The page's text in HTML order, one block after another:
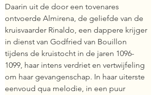
Daarin uit de door een tovenares
ontvoerde Almirena, de geliefde van de
kruisvaarder Rinaldo, een dappere krijger
in dienst van Godfried van Bouillon
tijdens de kruistocht in de jaren 1096-
1099, haar intens verdriet en vertwijfeling
om haar gevangenschap. In haar uiterste
eenvoud qua melodie, in een puur